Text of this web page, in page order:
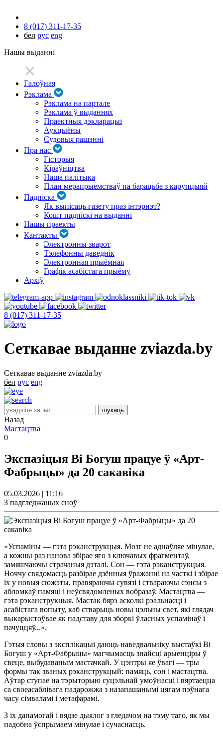
8 (017) 311-17-35
бел рус eng
Нашы выданні
Галоўная
Рэклама
Рэклама на партале
Рэклама ў выданнях
Праектныя дэкларацыі
Аукцыёны
Судовыя рашэнні
Пра нас
Гісторыя
Кіраўніцтва
Наша палітыка
План мерапрыемстваў па барацьбе з карупцыяй
Падпіска
Як выпісаць газету праз інтэрнэт?
Кошт падпіскі на выданні
Нашы праекты
Кантакты
Электронны зварот
Тэлефонны даведнік
Электронная прыёмная
Графік асабістага прыёму
Архіў
8 (017) 311-17-35
Сеткавае выданне zviazda.by
Сеткавае выданне zviazda.by
бел рус eng
Назад
Мастацтва
0
Экспазіцыя Ві Богуш працуе ў «Арт-
Фабрыцы» да 20 сакавіка
05.03.2026 | 11:16
З падгледжаных сноў
«Успаміны — гэта рэканструкцыя. Мозг не аднаўляе мінулае,
а кожны раз нанова збірае яго з ключавых фрагментаў,
замяшчаючы страчаныя дэталі. Сон — гэта рэканструкцыя.
Ноччу свядомасць разбірае дзённыя ўражанні на часткі і збірае
іх у новыя сюжэты, правяраючы сувязі і ствараючы сэнсы з
абломкаў памяці і неўсвядомленых вобразаў. Мастацтва —
гэта рэканструкцыя. Мастак бярэ асколкі рэальнасці і
асабістага вопыту, каб стварыць новы цэльны свет, які глядач
выкарыстоўвае як падставу для зборкі ўласных успамінаў і
пачуццяў...».
Гэтыя словы з эксплікацыі даюць наведвальніку выстаўкі Ві
Богуш у «Арт-Фабрыцы» магчымасць знайсці арыенціры ў
свеце, выбудаваным мастачкай. У цэнтры яе ўвагі — тры
формы так званых рэканструкцый: памяць, сон і мастацтва.
Аўтар ступае на тэрыторыю суцэльнай умоўнасці і вяртаецца
са своеасаблівага падарожжа з назапашанымі цягам пэўнага
часу сімваламі і метафарамі.
З іх дапамогай і вядзе дыялог з гледачом на тэму таго, як мы
падобна ўспрымаем мінулае і сучаснасць.